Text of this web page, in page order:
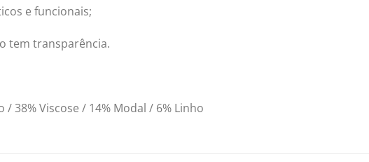
e funcionais;
tem transparência.
/ 38% Viscose / 14% Modal / 6% Linho